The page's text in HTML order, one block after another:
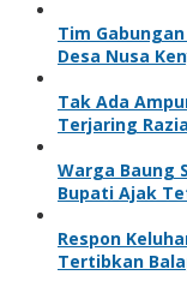
Tim
Desa Nusa
Tak Ada
Terjaring
Warga Baung
Bupati Ajak
Respon
Tertibkan